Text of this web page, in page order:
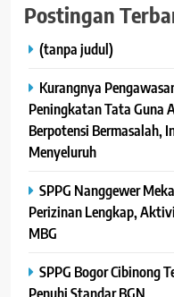
Postingan
(tanpa judul)
Kurangnya
Peningkatan Tata Guna
Berpotensi Bermasalah,
Menyeluruh
SPPG Nanggewer
Perizinan Lengkap,
MBG
SPPG Bogor Cibinong
Penuhi Standar BGN